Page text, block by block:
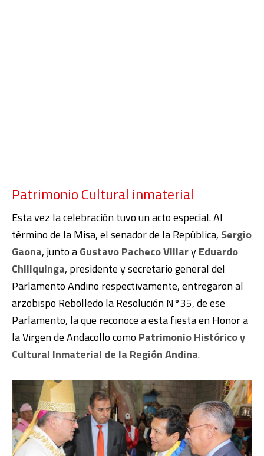
Patrimonio Cultural inmaterial
Esta vez la celebración tuvo un acto especial. Al
término de la Misa, el senador de la República, Sergio
Gaona, junto aGustavo Pacheco VillaryEduardo
Chiliquinga, presidente y secretario general del
Parlamento Andino respectivamente, entregaron al
arzobispo Rebolledo la Resolución N°35, de ese
Parlamento, la que reconoce a esta fiesta en Honor a
la Virgen de Andacollo como Patrimonio Histórico y
Cultural Inmaterial de la Región Andina.